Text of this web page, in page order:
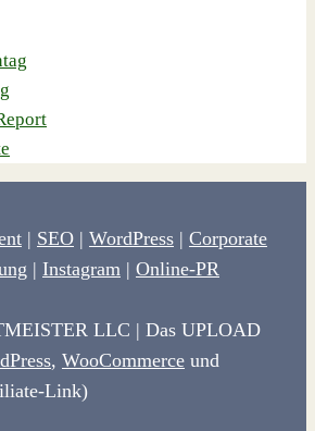
| SEO | WordPress | Corporate
| Instagram | Online-PR
LLC | Das UPLOAD
, WooCommerce und
Link)